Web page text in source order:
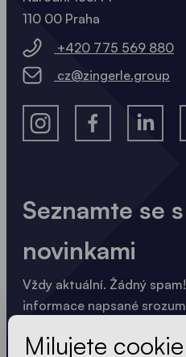
Seznamte se
novinkami
Vždy aktuální. Žádný
informace napsané
110 00 Praha
+420 775 569 880
cz@zingerle.group
Milujete